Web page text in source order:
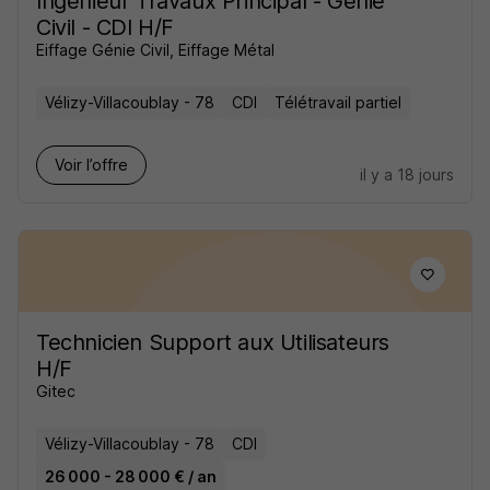
Civil - CDI H/F
Eiffage Génie Civil, Eiffage Métal
Vélizy-Villacoublay - 78 CDI Télétravail partiel
Voir l’offre
il y a 18 jours
Technicien Support aux Utilisateurs
H/F
Gitec
Vélizy-Villacoublay - 78
CDI
26 000 - 28 000 € / an